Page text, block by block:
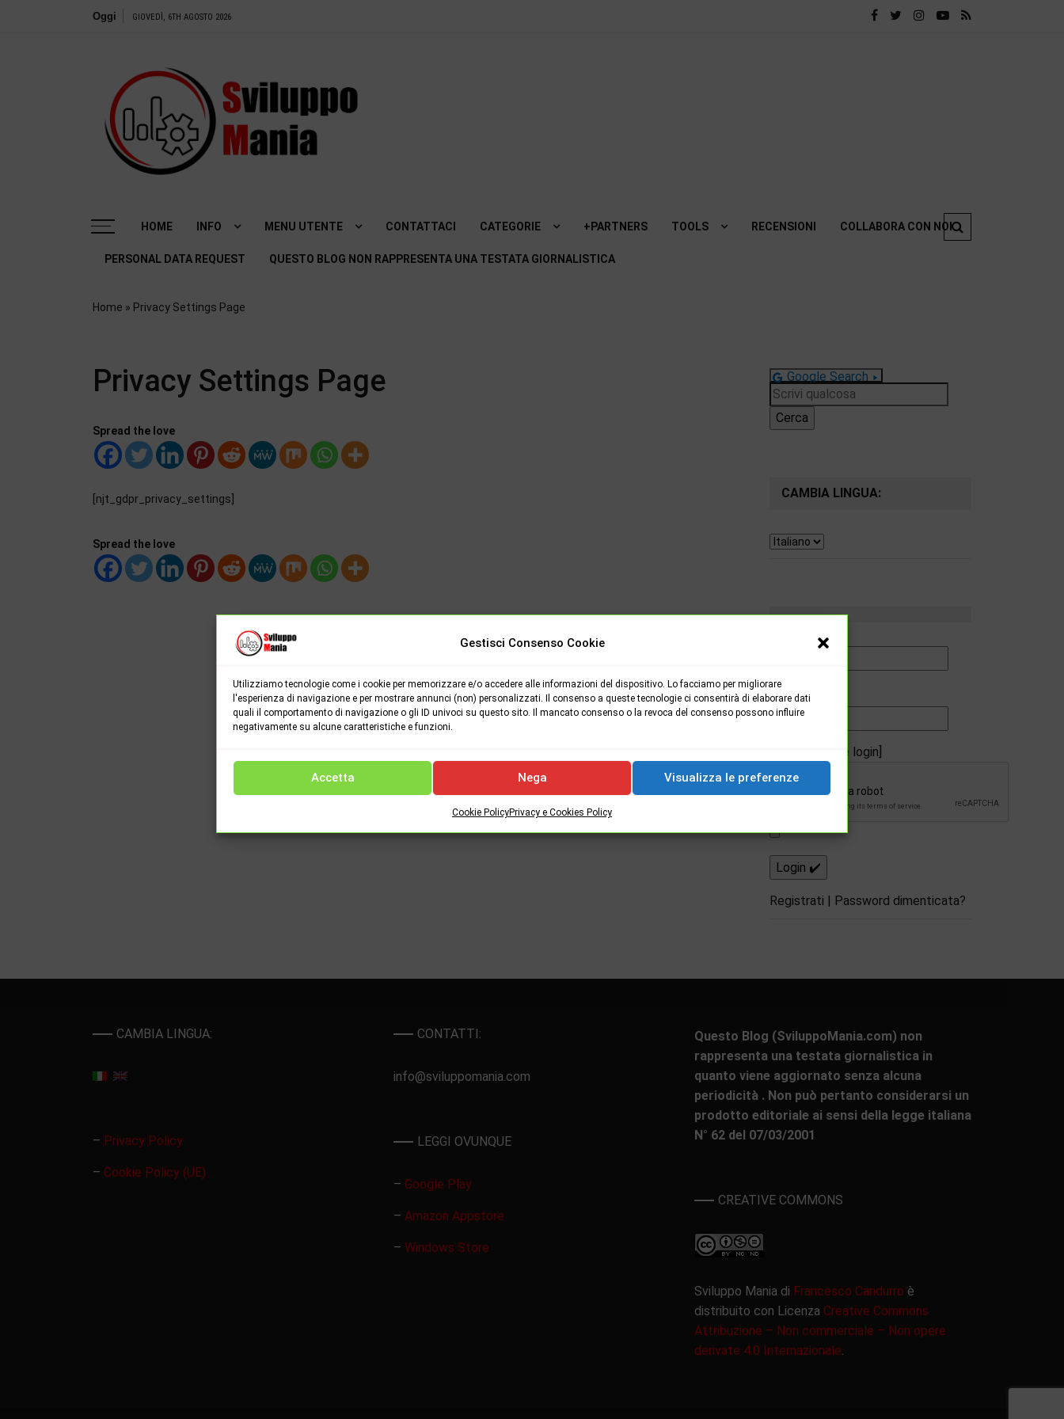
Gestisci Consenso Cookie
Utilizziamo tecnologie come i cookie per memorizzare e/o accedere alle informazioni del dispositivo. Lo facciamo per migliorare
l'esperienza di navigazione e per mostrare annunci (non) personalizzati. Il consenso a queste tecnologie ci consentirà di elaborare dati
quali il comportamento di navigazione o gli ID univoci su questo sito. Il mancato consenso o la revoca del consenso possono influire
negativamente su alcune caratteristiche e funzioni.
Accetta Nega Visualizza le preferenze
Cookie PolicyPrivacy e Cookies Policy
Oggi GIOVEDÌ, 6TH AGOSTO 2026
dedicato alla
Tecnologia!
HOME
INFO MENU UTENTE CONTATTACI CATEGORIE +PARTNERS TOOLS RECENSIONI COLLABORA CON NOI
PERSONAL DATA REQUEST QUESTO BLOG NON RAPPRESENTA UNA TESTATA GIORNALISTICA
Home » Privacy Settings Page
Privacy Settings Page
Spread the love
[njt_gdpr_privacy_settings]
Spread the love
Google Search
Ricerca
per:
CAMBIA LINGUA:
Password
[apsl-login-lite login]
Registrati Password dimenticata?
CAMBIA LINGUA:
– Privacy Policy
– Cookie Policy (UE)
CONTATTI:
info@sviluppomania.com
LEGGI OVUNQUE
– Google Play
– Amazon Appstore
– Windows Store
Questo Blog (SviluppoMania.com) non
rappresenta una testata giornalistica in
quanto viene aggiornato senza alcuna
periodicità . Non può pertanto considerarsi un
prodotto editoriale ai sensi della legge italiana
N° 62 del 07/03/2001
CREATIVE COMMONS
Sviluppo Mania di Francesco Candurro è
distribuito con Licenza Creative Commons
Attribuzione – Non commerciale – Non opere
derivate 4.0 Internazionale.